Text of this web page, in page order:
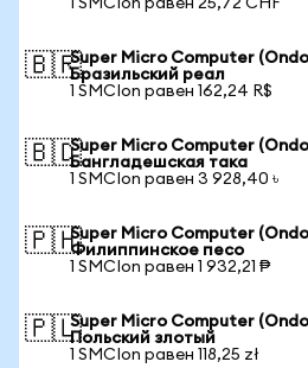
1 SMCIon равен 25,72 CHF
🇧🇷Super Micro Computer
Бразильский реал
1 SMCIon равен 162,24 R$
🇧🇩Super Micro Computer
Бангладешская така
1 SMCIon равен 3 928,40 ৳
🇵🇭Super Micro Computer
Филиппинское песо
1 SMCIon равен 1 932,21 ₱
🇵🇱Super Micro Computer
Польский злотый
1 SMCIon равен 118,25 zł